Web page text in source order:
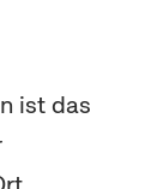
ist das